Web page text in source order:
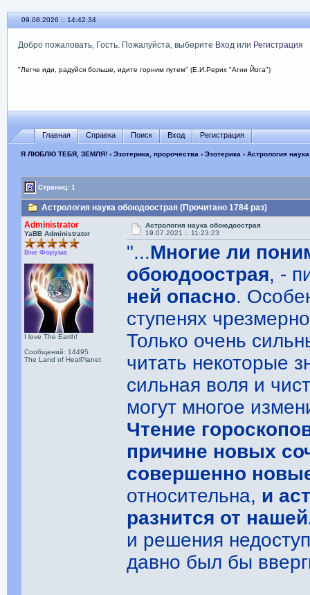
09.08.2026 :: 14:42:35
Добро пожаловать, Гость. Пожалуйста, выберите Входили Регистрация
"Легче иди, радуйся больше, идите горним путем" (Е.И.Рерих "Агни Йога")
Главная Справка Поиск Вход Регистрация
Я ЛЮБЛЮ ТЕБЯ, ЗЕМЛЯ!› Эзотерика, пророчества › Эзотерика › Астрология
Страниц: 1
Астрология наука обоюдоострая (Прочитано 1784 раз)
Administrator
YaBB Administrator
Вне Форума
I love The Earth!
Сообщений: 14495
The Land of HealPlanet
Астрология наука обоюдоострая
19.07.2021 :: 11:23:23
"...Многие ли
обоюдоострая, -
ней опасно.
ступенях
Только очень
читать некоторые
сильная воля и
могут многое
Чтение
причине новых
совершенно
относительна, и
разнится от
и решения
давно был бы